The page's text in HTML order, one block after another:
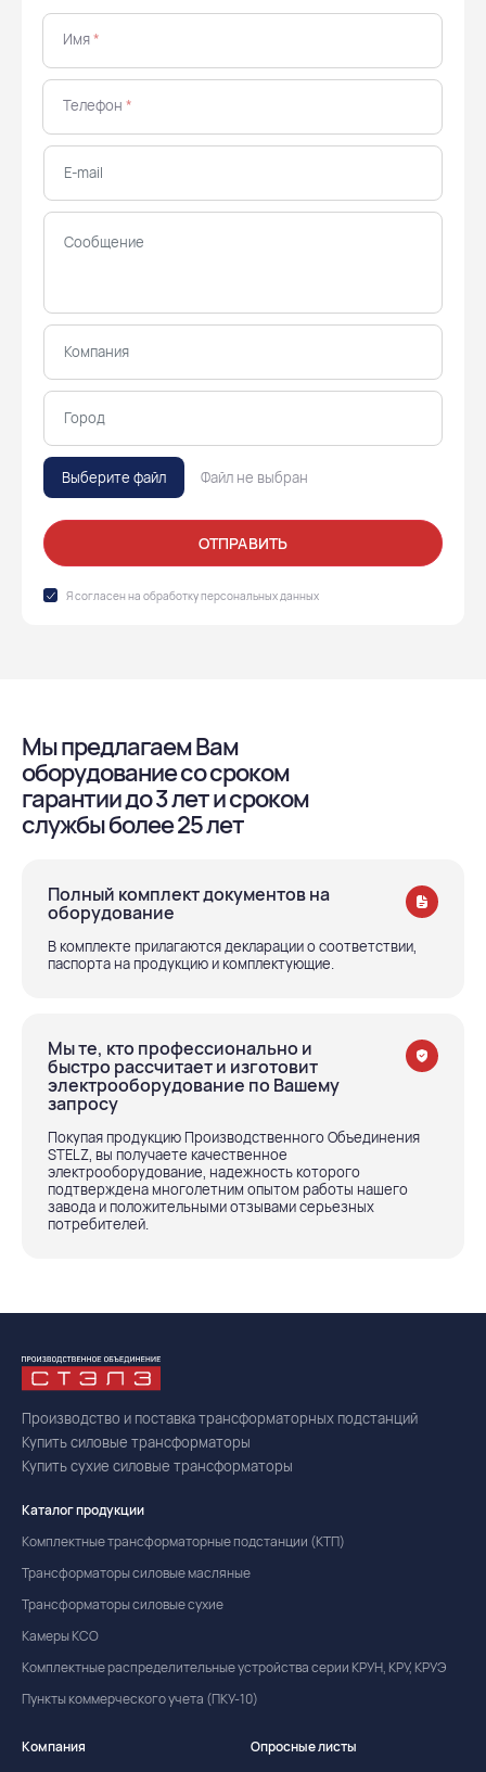
Имя*
Телефон *
Выберите файл Файл не выбран
ОТПРАВИТЬ
Я согласен на обработкуперсональных данных
Мы предлагаем Вам
оборудование со сроком
гарантии до 3 лет и сроком
службы более 25 лет
Полный комплект документов на
оборудование
В комплекте прилагаются декларации о соответствии,
паспорта на продукцию и комплектующие.
Мы те, кто профессионально и
быстро рассчитает и изготовит
электрооборудование по Вашему
запросу
Покупая продукцию Производственного Объединения
STELZ, вы получаете качественное
электрооборудование, надежность которого
подтверждена многолетним опытом работы нашего
завода и положительными отзывами серьезных
потребителей.
Производство и поставка трансформаторных подстанций
Купить силовые трансформаторы
Купить сухие силовые трансформаторы
Каталог продукции
Комплектные трансформаторные подстанции (КТП)
Трансформаторы силовые масляные
Трансформаторы силовые сухие
Камеры КСО
Комплектные распределительные устройства серии КРУН, КРУ, КРУЭ
Пункты коммерческого учета (ПКУ-10)
Компания
Опросные листы